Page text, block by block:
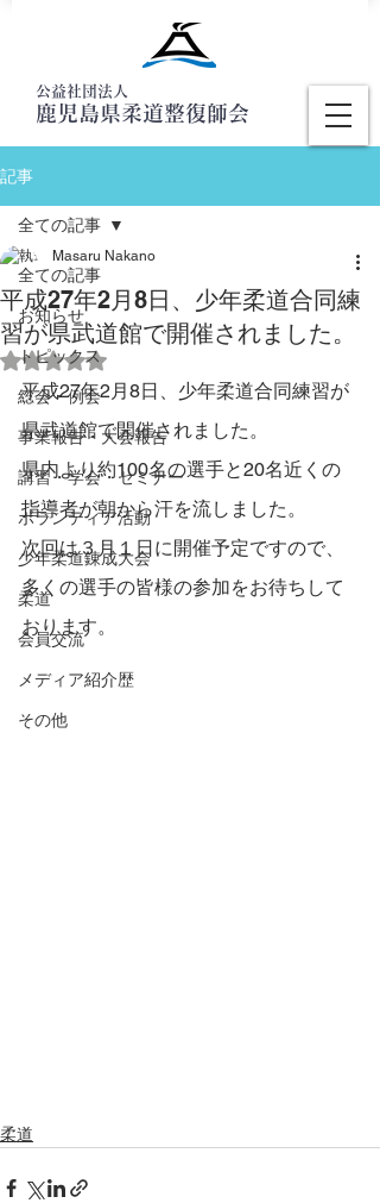
公益社団法人
鹿児島県柔道整復師会
記事
全ての記事
お知らせ
トピックス
総会・例会
事業報告・大会報告
講習・学会・セミナー
ボランティア活動
少年柔道錬成大会
柔道
会員交流
メディア紹介歴
その他
全ての記事
平成27年2月8日、少年柔道合同練
習が県武道館で開催されました。
Masaru Nakano
5つ星のうちNaNと評価されています。
平成27年2月8日、少年柔道合同練習が
県武道館で開催されました。
県内より約100名の選手と20名近くの
指導者が朝から汗を流しました。
次回は３月１日に開催予定ですので、
多くの選手の皆様の参加をお待ちして
おります。
柔道